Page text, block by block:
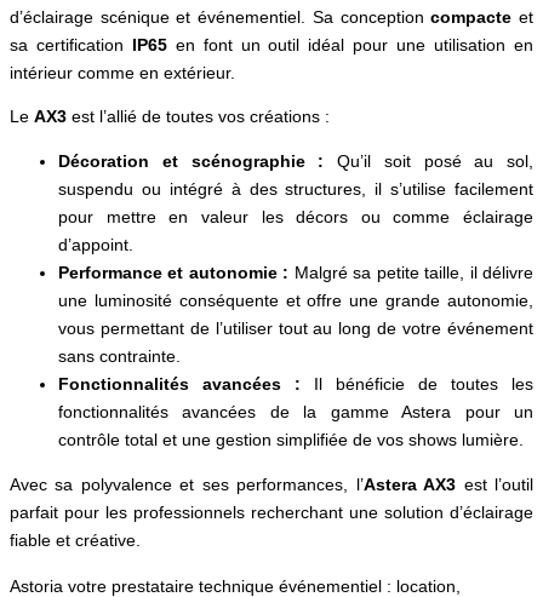
d’éclairage scénique et événementiel. Sa conceptioncompacte et
sa certification
IP65en font un outil idéal pour une utilisation en
intérieur comme en extérieur.
Le AX3 est l’allié de toutes vos créations :
Décoration et scénographie : Qu’il soit posé au sol,
suspendu ou intégré à des structures, il s’utilise facilement
pour mettre en valeur les décors ou comme éclairage
d’appoint.
Performance et autonomie : Malgré sa petite taille, il délivre
une luminosité conséquente et offre une grande autonomie,
vous permettant de l’utiliser tout au long de votre événement
sans contrainte.
Fonctionnalités avancées : Il bénéficie de toutes les
fonctionnalités avancées de la gamme Astera pour un
contrôle total et une gestion simplifiée de vos shows lumière.
Avec sa polyvalence et ses performances, l’Astera AX3 est l’outil
parfait pour les professionnels recherchant une solution d’éclairage
fiable et créative.
Astoria votre prestataire technique événementiel : location,